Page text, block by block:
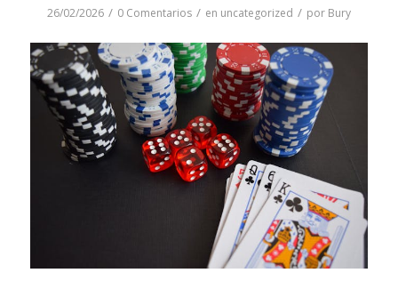
26/02/2026 / 0 Comentarios / en uncategorized / por Bury